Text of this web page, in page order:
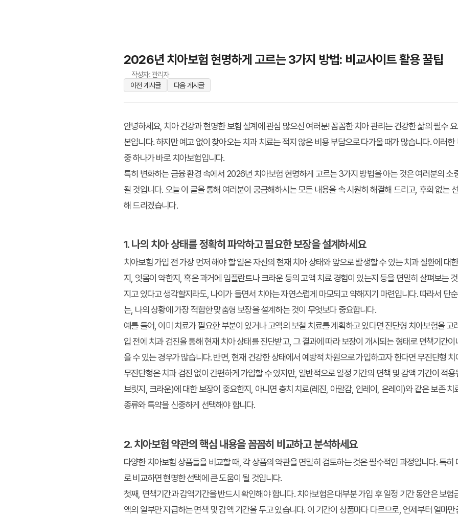
2026년 치아보험 현명하게 고르는 3가지 방법: 비교사이트 활용 꿀팁
작성자: 관리자
이전 게시글
다음 게시글
안녕하세요, 치아 건강과 현명한 보험 설계에 관심 많으신 여러분! 꼼꼼한 치아 관리는 건강한 삶의 필수
본입니다. 하지만 예고 없이 찾아오는 치과 치료는 적지 않은 비용 부담으로 다가올 때가 많습니다. 이러
중 하나가 바로 치아보험입니다.
특히 변화하는 금융 환경 속에서 2026년 치아보험 현명하게 고르는 3가지 방법을 아는 것은 여러분의 소
될 것입니다. 오늘 이 글을 통해 여러분이 궁금해하시는 모든 내용을 속 시원히 해결해 드리고, 후회 없는
해 드리겠습니다.
1. 나의 치아 상태를 정확히 파악하고 필요한 보장을 설계하세요
치아보험 가입 전 가장 먼저 해야 할 일은 자신의 현재 치아 상태와 앞으로 발생할 수 있는 치과 질환에 대
지, 잇몸이 약한지, 혹은 과거에 임플란트나 크라운 등의 고액 치료 경험이 있는지 등을 면밀히 살펴보는
지고 있다고 생각할지라도, 나이가 들면서 치아는 자연스럽게 마모되고 약해지기 마련입니다. 따라서 단
는, 나의 상황에 가장 적합한 맞춤형 보장을 설계하는 것이 무엇보다 중요합니다.
예를 들어, 이미 치료가 필요한 부분이 있거나 고액의 보철 치료를 계획하고 있다면 진단형 치아보험을 고
입 전에 치과 검진을 통해 현재 치아 상태를 진단받고, 그 결과에 따라 보장이 개시되는 형태로 면책기간
을 수 있는 경우가 많습니다. 반면, 현재 건강한 상태에서 예방적 차원으로 가입하고자 한다면 무진단형
무진단형은 치과 검진 없이 간편하게 가입할 수 있지만, 일반적으로 일정 기간의 면책 및 감액 기간이 적
브릿지, 크라운)에 대한 보장이 중요한지, 아니면 충치 치료(레진, 아말감, 인레이, 온레이)와 같은 보존 치
종류와 특약을 신중하게 선택해야 합니다.
2. 치아보험 약관의 핵심 내용을 꼼꼼히 비교하고 분석하세요
다양한 치아보험 상품들을 비교할 때, 각 상품의 약관을 면밀히 검토하는 것은 필수적인 과정입니다. 특히
로 비교하면 현명한 선택에 큰 도움이 될 것입니다.
첫째, 면책기간과 감액기간을 반드시 확인해야 합니다. 치아보험은 대부분 가입 후 일정 기간 동안은 보
액의 일부만 지급하는 면책 및 감액 기간을 두고 있습니다. 이 기간이 상품마다 다르므로, 언제부터 얼마